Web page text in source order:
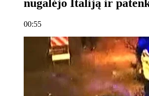
nugalėjo Italiją ir
00:55